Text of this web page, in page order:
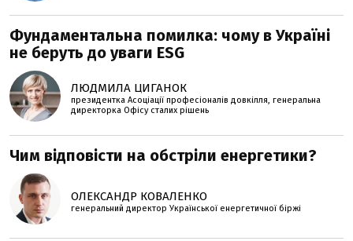
Фундаментальна помилка: чому в Україні
не беруть до уваги ESG
ЛЮДМИЛА ЦИГАНОК
президентка Асоціації професіоналів довкілля, генеральна
директорка Офісу сталих рішень
Чим відповісти на обстріли енергетики?
ОЛЕКСАНДР КОВАЛЕНКО
генеральний директор Української енергетичної біржі